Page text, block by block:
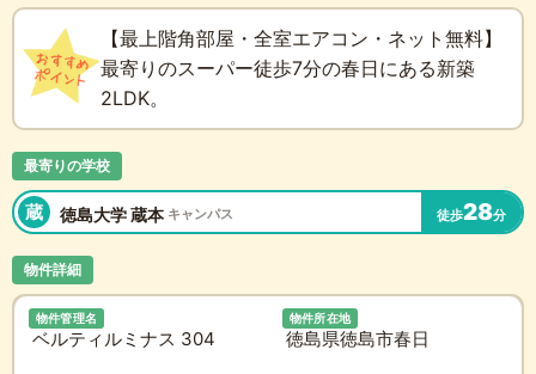
【最上階角部屋・全室エアコン・ネット無料】
最寄りのスーパー徒歩7分の春日にある新築
2LDK。
最寄りの学校
蔵 徳島大学 蔵本 キャンパス 徒歩28分
物件詳細
物件管理名
ベルティルミナス 304
物件所在地
徳島県徳島市春日